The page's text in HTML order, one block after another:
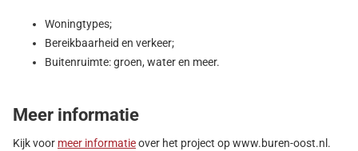
Woningtypes;
Bereikbaarheid en verkeer;
Buitenruimte: groen, water en meer.
Meer informatie
Kijk voor meer informatieover het project op www.buren-oost.nl.